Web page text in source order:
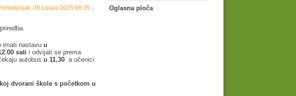
09 Lipanj 2025 08:35
imati nastavuu
sati i odvijati se prema
autobusu 11,30 a učenici
dvorani škole s početkom u
Oglasna ploča